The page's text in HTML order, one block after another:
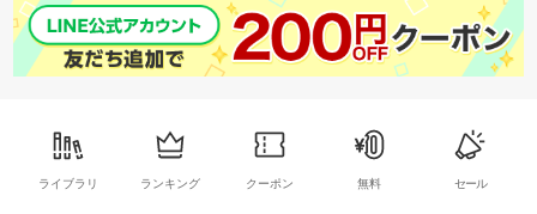
ライブラリ ランキング クーポン 無料 セール